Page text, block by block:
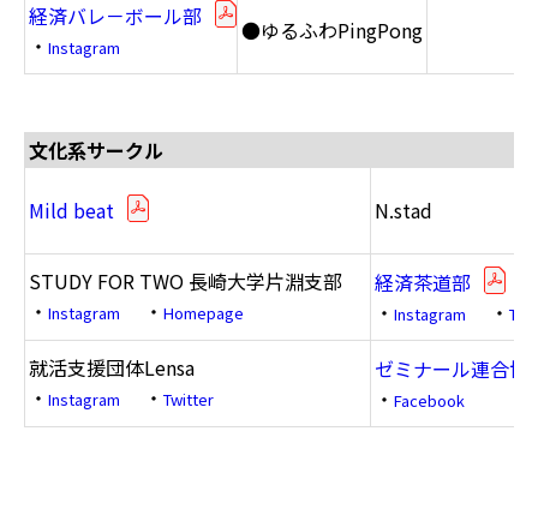
経済バレ－ボール部
・ Instagram
●ゆるふわPingPong
文化系サークル
Mild beat N.stad
STUDY FOR TWO 長崎大学片淵支部
・ Instagram ・ Homepage
経済茶道部
・ Instagram ・
就活支援団体Lensa
・ Instagram ・ Twitter
ゼミナール連合協
・ Facebook